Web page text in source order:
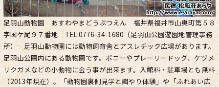
足羽山動物園 あすわやまどうぶつえん 福井県福井市山奥町第５８
字国ケ尾９７番地 TEL:0776-34-1680（足羽山公園遊園地管理事務
所） 足羽山動物園には動物飼育舎とアスレチック広場があります。
足羽山公園内にある動物園です。ポニーやプレーリードッグ、ケヅメ
リクガメなどの小動物に会う事が出来ます。入館料・駐車場とも無料
（2013年現在）。「動物園裏側見学と餌やり体験」や「ふれあい広